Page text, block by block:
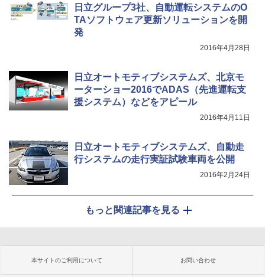
日立グループ3社、自動運転システムのO
TAソフトウェア更新ソリューションを開
発
2016年4月28日
日立オートモティブシステムズ、北京モ
ーターショー2016でADAS（先進運転支
援システム）などをアピール
2016年4月11日
日立オートモティブシステムズ、自動走
行システムの走行実証試験車両を公開
2016年2月24日
もっと関連記事を見る
本サイトのご利用について お問い合わせ